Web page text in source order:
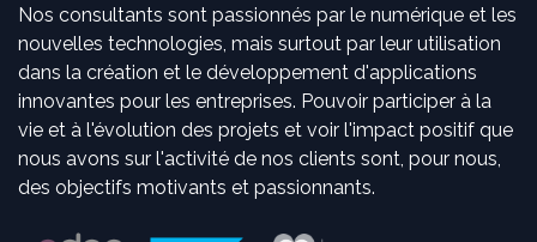
Nos consultants sont passionnés par le numérique et les
nouvelles technologies, mais surtout par leur utilisation
dans la création et le développement d'applications
innovantes pour les entreprises. Pouvoir participer à la
vie et à l'évolution des projets et voir l'impact positif que
nous avons sur l'activité de nos clients sont, pour nous,
des objectifs motivants et passionnants.